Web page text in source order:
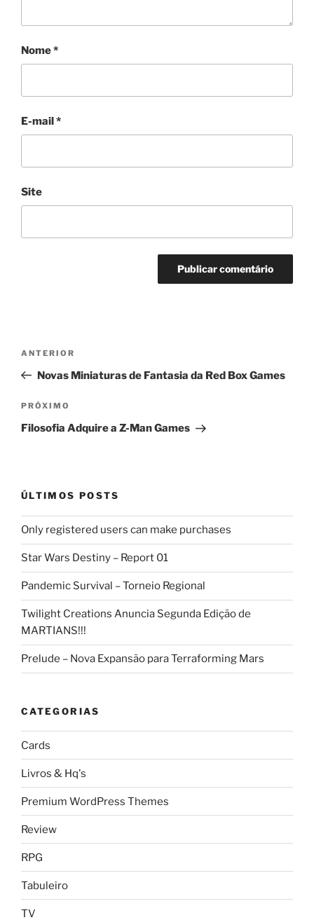
Nome*
E-mail*
Site
Post
Post
anterior
ANTERIOR
Novas Miniaturas de Fantasia da Red Box Games
Próximo
post
PRÓXIMO
Filosofia Adquire a Z-Man Games
ÚLTIMOS POSTS
Only registered users can make purchases
Star Wars Destiny – Report 01
Pandemic Survival – Torneio Regional
Twilight Creations Anuncia Segunda Edição de
MARTIANS!!!
Prelude – Nova Expansão para Terraforming Mars
CATEGORIAS
Cards
Livros & Hq's
Premium WordPress Themes
Review
RPG
Tabuleiro
TV